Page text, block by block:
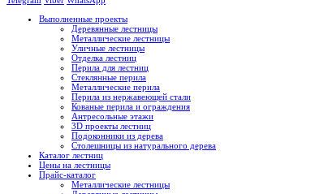
Выполненные проекты
Деревянные лестницы
Металлические лестницы
Уличные лестницы
Отделка лестниц
Перила для лестниц
Стеклянные перила
Металлические перила
Перила из нержавеющей стали
Кованые перила и ограждения
Антресольные этажи
3D проекты лестниц
Подоконники из дерева
Столешницы из натурального дерева
Каталог лестниц
Цены на лестницы
Прайс-каталог
Металлические лестницы